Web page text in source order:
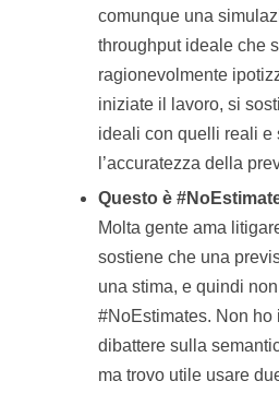
comunque una
throughput ideale che
ragionevolmente
iniziate il lavoro, si
ideali con quelli reali e
l’accuratezza della
Questo è
Molta gente ama
sostiene che una
una stima, e quindi
#NoEstimates. Non ho
dibattere sulla
ma trovo utile usare